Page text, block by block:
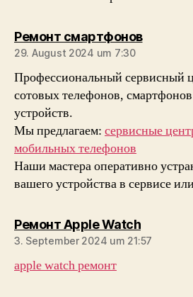
Ремонт смартфоновsagt:
29. August 2024 um 7:30
Профессиональный сервисный
сотовых телефонов,
устройств.
Мы предлагаем: сервисные
мобильных телефонов
Наши мастера оперативно
вашего устройства в сервисе
Ремонт Apple Watchsagt:
3. September 2024 um 21:57
apple watch ремонт